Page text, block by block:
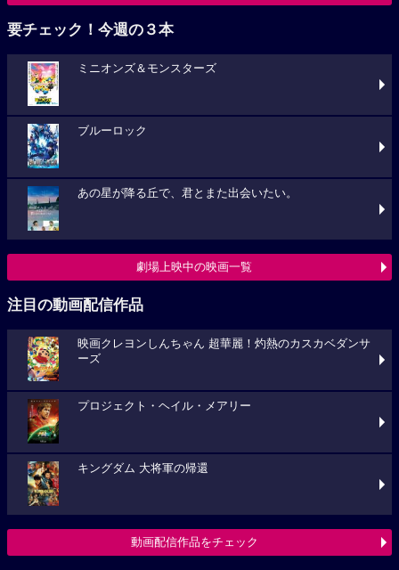
要チェック！今週の３本
ミニオンズ＆モンスターズ
ブルーロック
あの星が降る丘で、君とまた出会いたい。
劇場上映中の映画一覧
注目の動画配信作品
映画クレヨンしんちゃん 超華麗！灼熱のカスカベダンサ
ーズ
プロジェクト・ヘイル・メアリー
キングダム 大将軍の帰還
動画配信作品をチェック